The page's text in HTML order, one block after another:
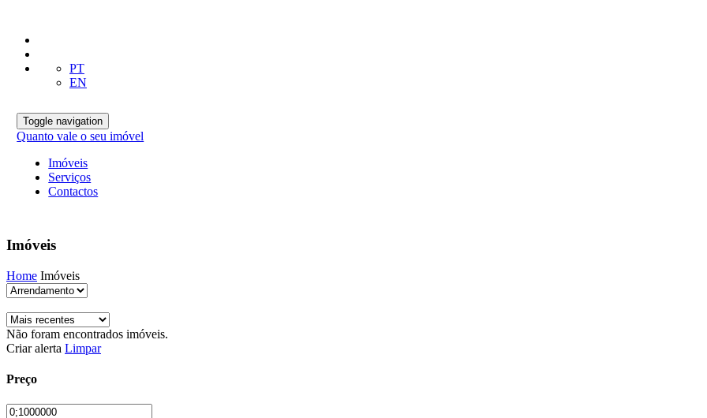
PT
EN
Toggle navigation
Quanto vale o seu imóvel
Imóveis
Serviços
Contactos
Imóveis
Home Imóveis
Não foram encontrados imóveis.
Criar alerta Limpar
Preço